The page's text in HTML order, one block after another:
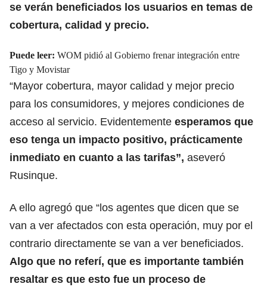
se verán beneficiados los usuarios en temas de
cobertura, calidad y precio.
Puede leer: WOM pidió al Gobierno frenar integración entre
Tigo y Movistar
“Mayor cobertura, mayor calidad y mejor precio
para los consumidores, y mejores condiciones de
acceso al servicio. Evidentemente esperamos que
eso tenga un impacto positivo, prácticamente
inmediato en cuanto a las tarifas”, aseveró
Rusinque.
A ello agregó que “los agentes que dicen que se
van a ver afectados con esta operación, muy por el
contrario directamente se van a ver beneficiados.
Algo que no referí, que es importante también
resaltar es que esto fue un proceso de